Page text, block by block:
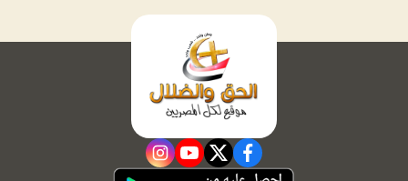
facebook
twitter
youtube
instagram